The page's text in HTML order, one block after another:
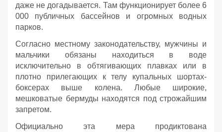
даже не догадывается. Там функционирует более 6
000 публичных бассейнов и огромных водных
парков.
Согласно местному законодательству, мужчины и
мальчики обязаны находиться в воде
исключительно в обтягивающих плавках или в
плотно прилегающих к телу купальных шортах-
боксерах выше колена. Любые широкие,
мешковатые бермуды находятся под строжайшим
запретом.
Официально эта мера продиктована